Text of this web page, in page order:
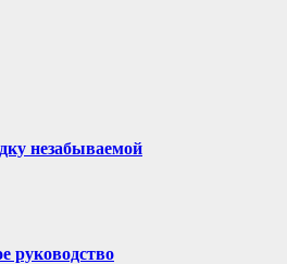
незабываемой
руководство